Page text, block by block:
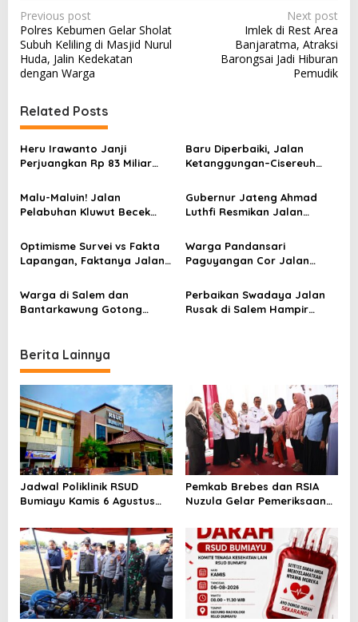
P
o
s
t
n
a
v
i
g
a
t
i
n
Previous post
Polres Kebumen Gelar Sholat
Subuh Keliling di Masjid Nurul
Huda, Jalin Kedekatan
dengan Warga
Next post
Imlek di Rest Area
Banjaratma, Atraksi
Barongsai Jadi Hiburan
Pemudik
Related Posts
Heru Irawanto Janji
Perjuangkan Rp 83 Miliar
Rusak di Salem
Baru Diperbaiki, Jalan
Ketanggungan–Cisereuh
Parah! Warga Geram
Malu-Maluin! Jalan
Pelabuhan Kluwut Becek
Tutup Mata
Gubernur Jateng Ahmad
Luthfi Resmikan Jalan
Brebes Senang Sekali
Optimisme Survei vs Fakta
Lapangan, Faktanya Jalan
di Brebes
Warga Pandansari
Paguyangan Cor Jalan
Brebes yang Lamban
Warga di Salem dan
Bantarkawung Gotong
Perbaikan Swadaya Jalan
Rusak di Salem Hampir
Berita Lainnya
Jadwal Poliklinik RSUD
Bumiayu Kamis 6 Agustus
Dokter Sebelum Berkunjung
Pemkab Brebes dan RSIA
Nuzula Gelar Pemeriksaan
Perkuat Kesehatan Ibu dan
Bayi